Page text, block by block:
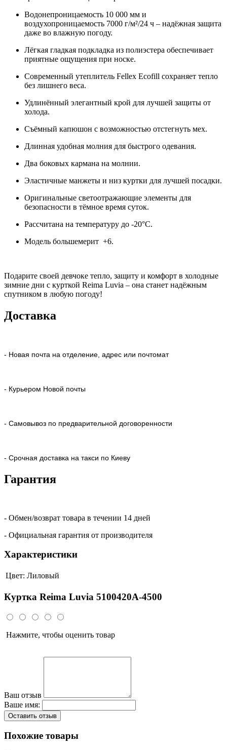
Водонепроницаемость 10 000 мм и
воздухопроницаемость 7000 г/м²/24 ч – надёжная защита
даже во влажную погоду.
Лёгкая гладкая подкладка из полиэстера обеспечивает
приятные ощущения при носке.
Современный утеплитель Fellex Ecofill сохраняет тепло
без лишнего веса.
Удлинённый элегантный крой для лучшей защиты от
холода.
Съёмный капюшон с возможностью отстегнуть мех.
Длинная удобная молния для быстрого одевания.
Два боковых кармана на молнии.
Эластичные манжеты и низ куртки для лучшей посадки.
Оригинальные светоотражающие элементы для
безопасности в тёмное время суток.
Рассчитана на температуру до -20°C.
Модель большемерит +6.
Подарите своей девчоке тепло, защиту и комфорт в холодные
зимние дни с курткой Reima Luvia – она станет надёжным
спутником в любую погоду!
Доставка
- Новая почта на отделение, адрес или почтомат
- Курьером Новой почты
- Самовывоз по предварительной договоренности
- Срочная доставка на такси по Киеву
Гарантия
- Обмен/возврат товара в течении 14 дней
- Официальная гарантия от производителя
Характеристики
Цвет: Лиловый
Куртка Reima Luvia 5100420A-4500
Нажмите, чтобы оценить товар
Ваш отзыв
Ваше имя:
Оставить отзыв
Похожие товары